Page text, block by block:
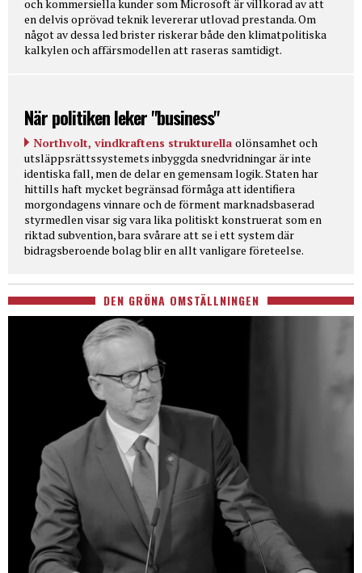
och kommersiella kunder som Microsoft är villkorad av att
en delvis oprövad teknik levererar utlovad prestanda. Om
något av dessa led brister riskerar både den klimatpolitiska
kalkylen och affärsmodellen att raseras samtidigt.
När politiken leker "business"
Northvolt, vindkraftens strukturella olönsamhet och
utsläppsrättssystemets inbyggda snedvridningar är inte
identiska fall, men de delar en gemensam logik. Staten har
hittills haft mycket begränsad förmåga att identifiera
morgondagens vinnare och de förment marknadsbaserad
styrmedlen visar sig vara lika politiskt konstruerat som en
riktad subvention, bara svårare att se i ett system där
bidragsberoende bolag blir en allt vanligare företeelse.
DEN GRÖNA OMSTÄLLNINGEN